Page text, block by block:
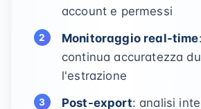
account e permessi
Monitoraggio real-time
continua accuratezza
l'estrazione
Post-export: analisi